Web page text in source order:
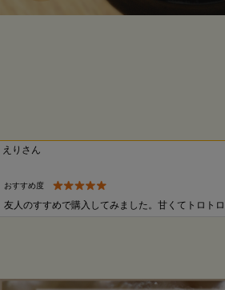
えりさん
おすすめ度
友人のすすめで購入してみました。甘くてトロト